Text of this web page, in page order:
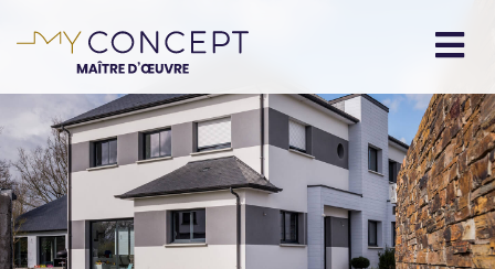
au
principal
principale